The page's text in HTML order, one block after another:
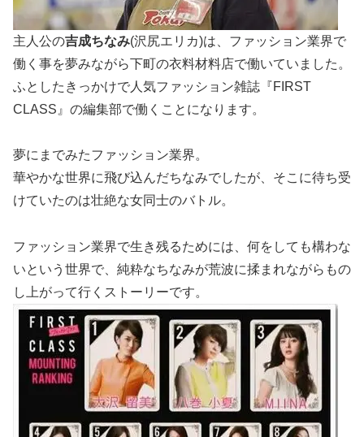
主人公の吉成ちなみ(沢尻エリカ)は、ファッション業界で
働く事を夢みながら下町の衣料材料店で働いていました。
ふとしたきっかけで人気ファッション雑誌『FIRST
CLASS』の編集部で働くことになります。
夢にまでみたファッション業界。
華やかな世界に飛び込んだちなみでしたが、そこに待ち受
けていたのは壮絶な女同士のバトル。
ファッション業界で生き残るためには、何をしても構わな
いという世界で、純粋なちなみが荒波に揉まれながらもの
し上がって行くストーリーです。